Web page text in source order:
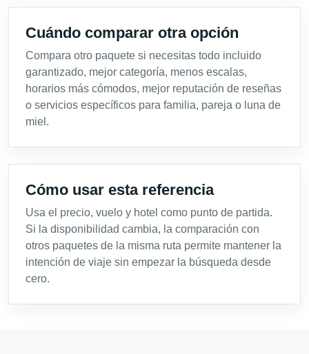
Cuándo comparar otra opción
Compara otro paquete si necesitas todo incluido
garantizado, mejor categoría, menos escalas,
horarios más cómodos, mejor reputación de reseñas
o servicios específicos para familia, pareja o luna de
miel.
Cómo usar esta referencia
Usa el precio, vuelo y hotel como punto de partida.
Si la disponibilidad cambia, la comparación con
otros paquetes de la misma ruta permite mantener la
intención de viaje sin empezar la búsqueda desde
cero.